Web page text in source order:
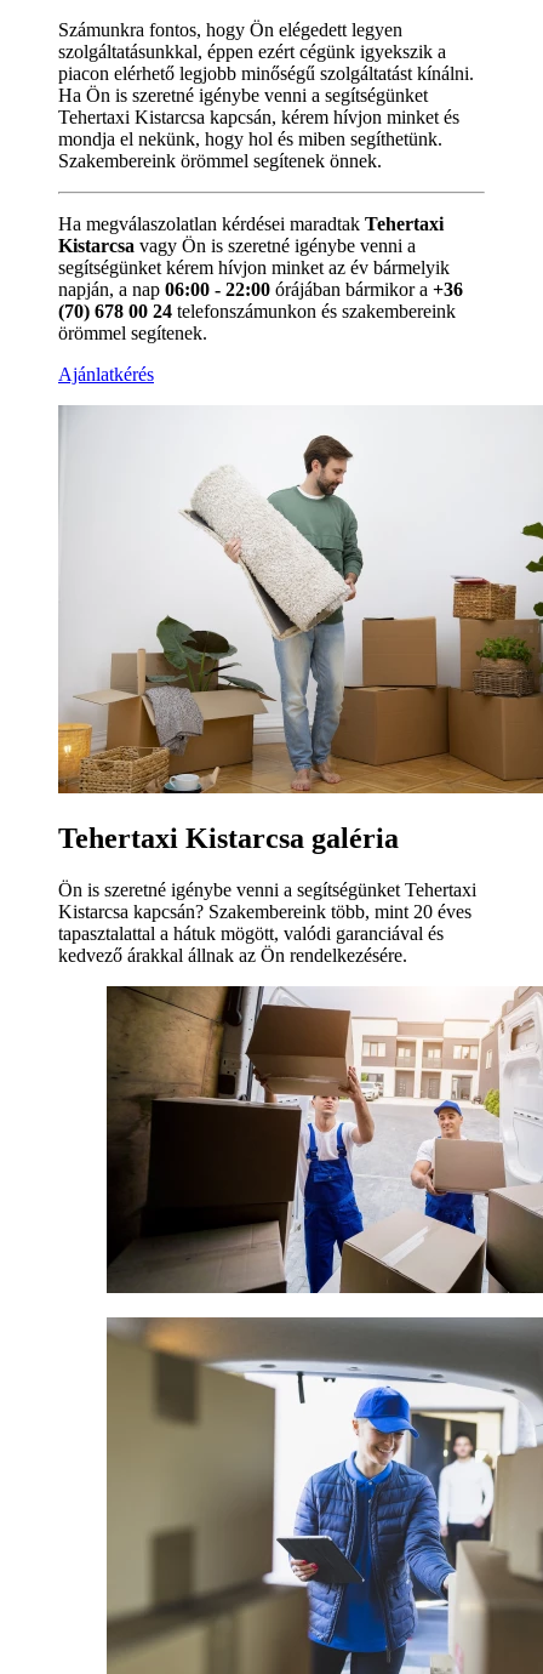
Számunkra fontos, hogy Ön elégedett legyen
szolgáltatásunkkal, éppen ezért cégünk igyekszik a
piacon elérhető legjobb minőségű szolgáltatást kínálni.
Ha Ön is szeretné igénybe venni a segítségünket
Tehertaxi Kistarcsa kapcsán, kérem hívjon minket és
mondja el nekünk, hogy hol és miben segíthetünk.
Szakembereink örömmel segítenek önnek.
Ha megválaszolatlan kérdései maradtak Tehertaxi
Kistarcsa vagy Ön is szeretné igénybe venni a
segítségünket kérem hívjon minket az év bármelyik
napján, a nap 06:00 - 22:00 órájában bármikor a +36
(70) 678 00 24 telefonszámunkon és szakembereink
örömmel segítenek.
Ajánlatkérés
Tehertaxi Kistarcsa galéria
Ön is szeretné igénybe venni a segítségünket Tehertaxi
Kistarcsa kapcsán? Szakembereink több, mint 20 éves
tapasztalattal a hátuk mögött, valódi garanciával és
kedvező árakkal állnak az Ön rendelkezésére.